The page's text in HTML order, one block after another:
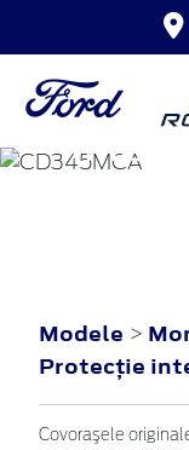
Modele >
Protecţie
Covoraşele